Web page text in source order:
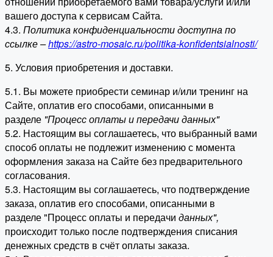
вашего доступа к сервисам Сайта.
4.3. Политика конфиденциальности доступна по
ссылке –https://astro-mosaic.ru/politika-konfidentsialnosti/
5. Условия приобретения и доставки.
5.1. Вы можете приобрести семинар и/или тренинг на
Сайте, оплатив его способами, описанными в
разделе "Процесс оплаты и передачи данных"
5.2. Настоящим вы соглашаетесь, что выбранный вами
способ оплаты не подлежит изменению с момента
оформления заказа на Сайте без предварительного
согласования.
5.3. Настоящим вы соглашаетесь, что подтверждение
заказа, оплатив его способами, описанными в
разделе "Процесс оплаты и передачи данных",
происходит только после подтверждения списания
денежных средств в счёт оплаты заказа.